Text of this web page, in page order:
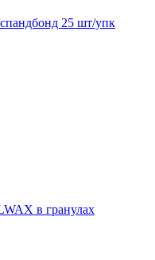
25 шт/упк
в гранулах